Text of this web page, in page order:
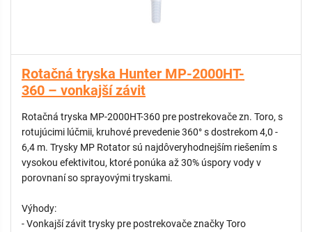
Rotačná tryska Hunter MP-2000HT-
360 – vonkajší závit
Rotačná tryska MP-2000HT-360 pre postrekovače zn. Toro, s
rotujúcimi lúčmii, kruhové prevedenie 360° s dostrekom 4,0 -
6,4 m. Trysky MP Rotator sú najdôveryhodnejším riešením s
vysokou efektivitou, ktoré ponúka až 30% úspory vody v
porovnaní so sprayovými tryskami.
Výhody:
- Vonkajší závit trysky pre postrekovače značky Toro